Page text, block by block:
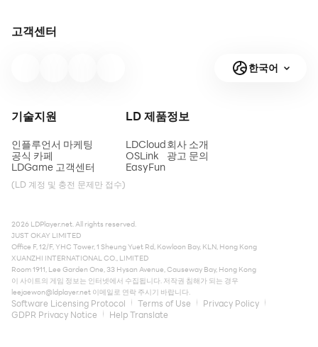
고객센터
한국어
기술지원
인플루언서 마케팅
공식 카페
LDGame 고객센터
(LD 계정 및 충전 문제만 접수)
LD 제품
LDCloud
OSLink
EasyFun
정보
회사 소개
광고 문의
2026 LDPlayer.net. All rights reserved.
JUST OKAY LIMITED
Office F, 12/F, YHC Tower, 1 Sheung Yuet Rd, Kowloon Bay, KLN, Hong Kong
XUANZHI INTERNATIONAL CO., LIMITED
Room 1911, Lee Garden One, 33 Hysan Avenue, Causeway Bay, Hong Kong
이 사이트의 게임 정보는 인터넷에서 수집됩니다. 저작권 침해가 되는 경우
leejaewon@ldplayer.net 이메일로 연락 주시기 바랍니다.
Software Licensing Protocol Terms of Use
Privacy Policy
GDPR Privacy Notice
Help Translate